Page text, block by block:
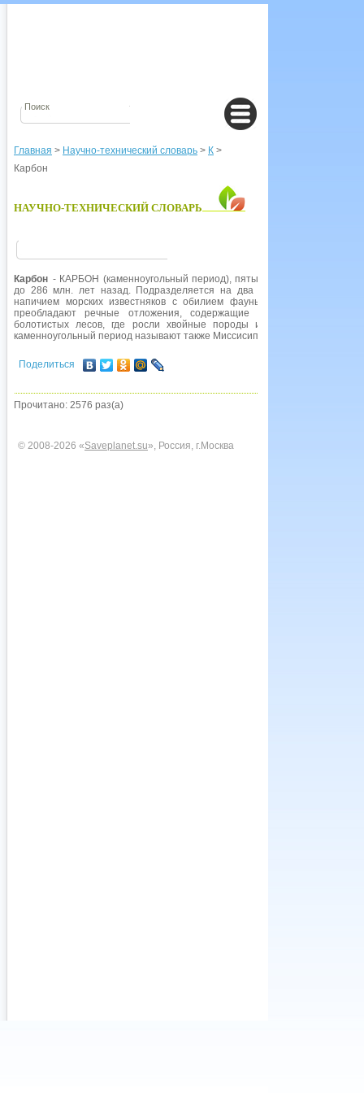
Главная > Научно-технический словарь > К >
Карбон
НАУЧНО-ТЕХНИЧЕСКИЙ СЛОВАРЬ
Карбон - КАРБОН (каменноугольный период), пятый геологический
до 286 млн. лет назад. Подразделяется на два отдела: нижний
напичием морских известняков с обилием фауны, прежде всего
преобладают речные отложения, содержащие прослойки угля,
болотистых лесов, где росли хвойные породы и древовидные
каменноугольный период называют также Миссисипским, а верхний -
Поделиться
Прочитано: 2576 раз(а)
© 2008-2026 «Saveplanet.su», Россия, г.Москва